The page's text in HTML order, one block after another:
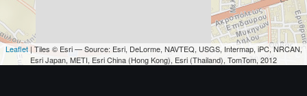
Leaflet| Tiles © Esri — Source: Esri, DeLorme, NAVTEQ, USGS, Intermap, iPC, NRCAN,
Esri Japan, METI, Esri China (Hong Kong), Esri (Thailand), TomTom, 2012